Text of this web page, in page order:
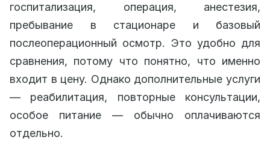
госпитализация, операция, анестезия,
пребывание в стационаре и базовый
послеоперационный осмотр. Это удобно для
сравнения, потому что понятно, что именно
входит в цену. Однако дополнительные услуги
— реабилитация, повторные консультации,
особое питание — обычно оплачиваются
отдельно.